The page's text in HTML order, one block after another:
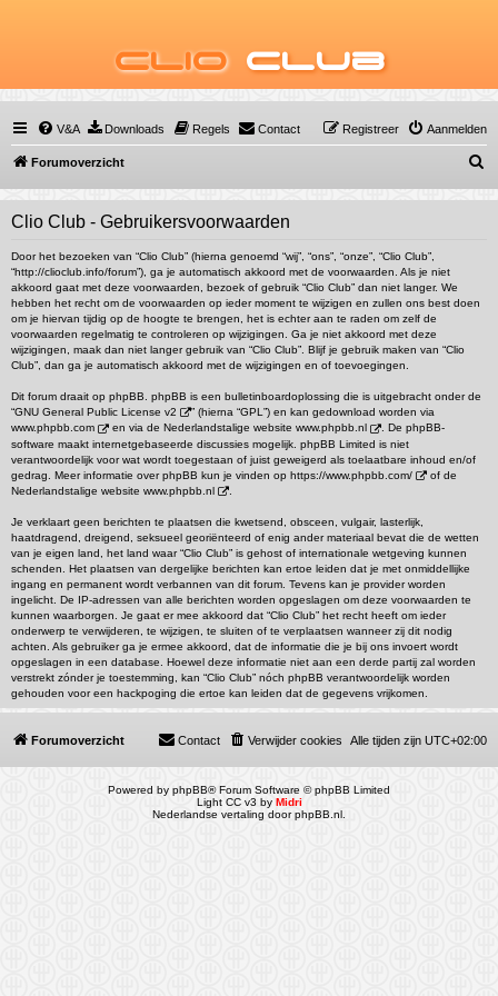
Clio Club
V&A Downloads Regels Contact Aanmelden
Registreer
Forumoverzicht
o
Clio Club - Gebruikersvoorwaarden
Door het bezoeken van “Clio Club” (hierna genoemd “wij”, “ons”, “onze”, “Clio Club”,
“http://clioclub.info/forum”), ga je automatisch akkoord met de voorwaarden. Als je niet
akkoord gaat met deze voorwaarden, bezoek of gebruik “Clio Club” dan niet langer. We
hebben het recht om de voorwaarden op ieder moment te wijzigen en zullen ons best doen
om je hiervan tijdig op de hoogte te brengen, het is echter aan te raden om zelf de
voorwaarden regelmatig te controleren op wijzigingen. Ga je niet akkoord met deze
wijzigingen, maak dan niet langer gebruik van “Clio Club”. Blijf je gebruik maken van “Clio
Club”, dan ga je automatisch akkoord met de wijzigingen en of toevoegingen.
Dit forum draait op phpBB. phpBB is een bulletinboardoplossing die is uitgebracht onder de
“GNU General Public License v2
” (hierna “GPL”) en kan gedownload worden via
www.phpbb.com
en via de Nederlandstalige website www.phpbb.nl
. De phpBB-
software maakt internetgebaseerde discussies mogelijk. phpBB Limited is niet
verantwoordelijk voor wat wordt toegestaan of juist geweigerd als toelaatbare inhoud en/of
gedrag. Meer informatie over phpBB kun je vinden op https://www.phpbb.com/
of de
Nederlandstalige website www.phpbb.nl
Je verklaart geen berichten te plaatsen die kwetsend, obsceen, vulgair, lasterlijk,
haatdragend, dreigend, seksueel georiënteerd of enig ander materiaal bevat die de wetten
van je eigen land, het land waar “Clio Club” is gehost of internationale wetgeving kunnen
schenden. Het plaatsen van dergelijke berichten kan ertoe leiden dat je met onmiddellijke
ingang en permanent wordt verbannen van dit forum. Tevens kan je provider worden
ingelicht. De IP-adressen van alle berichten worden opgeslagen om deze voorwaarden te
kunnen waarborgen. Je gaat er mee akkoord dat “Clio Club” het recht heeft om ieder
onderwerp te verwijderen, te wijzigen, te sluiten of te verplaatsen wanneer zij dit nodig
achten. Als gebruiker ga je ermee akkoord, dat de informatie die je bij ons invoert wordt
opgeslagen in een database. Hoewel deze informatie niet aan een derde partij zal worden
verstrekt zónder je toestemming, kan “Clio Club” nóch phpBB verantwoordelijk worden
gehouden voor een hackpoging die ertoe kan leiden dat de gegevens vrijkomen.
Forumoverzicht Alle tijden zijn UTC+02:00
Verwijder cookies
Contact
Powered by phpBB® Forum Software © phpBB Limited
Light CC v3 by Midri
Nederlandse vertaling doorphpBB.nl .